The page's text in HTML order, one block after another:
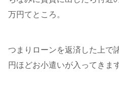
万円てところ。
つまりローンを返済した上で
円ほどお小遣いが入ってきま